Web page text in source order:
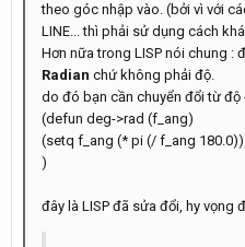
theo góc nhập vào. (bởi vì với
LINE... thì phải sử dụng cách
Hơn nữa trong LISP nói chung :
Radian chứ không phải độ.
do đó bạn cần chuyển đổi từ độ
(defun deg->rad (f_ang)
(setq f_ang (* pi (/ f_ang
)
đây là LISP đã sửa đổi, hy vọng